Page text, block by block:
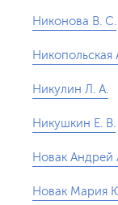
Никонова В. С.
Никопольская
Никулин Л. А.
Никушкин Е. В.
Новак Андрей
Новак Мария